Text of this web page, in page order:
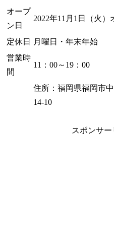
オープ
ン日
2022年11月1日（火）
定休日
月曜日・年末年始
営業時
間
11：00～19：00
住所：福岡県福岡市
14-10
スポンサー